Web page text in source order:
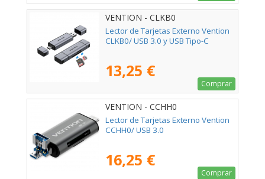
VENTION - CLKB0
Lector de Tarjetas Externo Vention
CLKB0/ USB 3.0 y USB Tipo-C
13,25 €
Comprar
VENTION - CCHH0
Lector de Tarjetas Externo Vention
CCHH0/ USB 3.0
16,25 €
Comprar